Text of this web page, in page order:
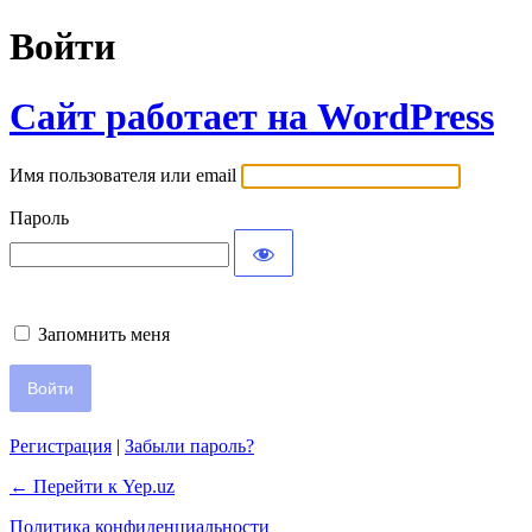
Войти
Сайт работает на WordPress
Имя пользователя или email
Пароль
Запомнить меня
Регистрация | Забыли пароль?
← Перейти к Yep.uz
Политика конфиденциальности